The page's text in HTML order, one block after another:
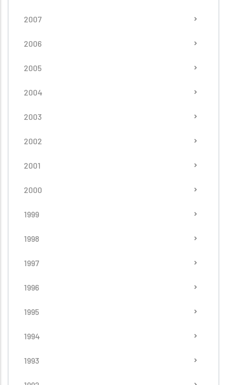
2007
2006
2005
2004
2003
2002
2001
2000
1999
1998
1997
1996
1995
1994
1993